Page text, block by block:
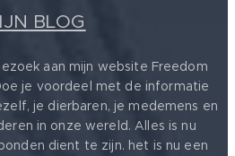
BLOG
aan mijn website Freedom
je voordeel met de informatie
je dierbaren, je medemens en
in onze wereld. Alles is nu
dient te zijn. het is nu een